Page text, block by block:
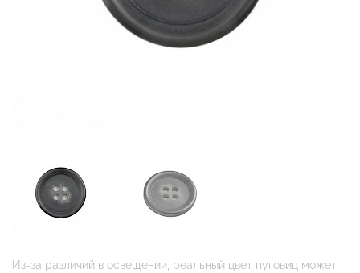
Из-за различий в освещении, реальный цвет пуговиц может